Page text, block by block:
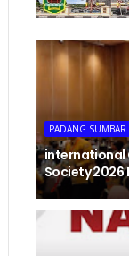
PADANG SUMBAR
international
Society 2026